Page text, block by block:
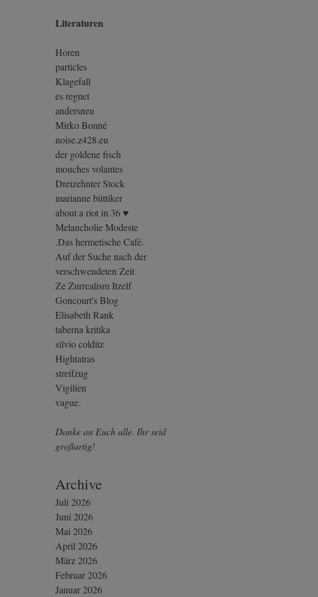
Literaturen
Horen
particles
Klagefall
es regnet
andersneu
Mirko Bonné
noise.z428.eu
der goldene fisch
mouches volantes
Dreizehnter Stock
marianne büttiker
about a riot in 36 ♥
Melancholie Modeste
.Das hermetische Café.
Auf der Suche nach der
verschwendeten Zeit
Ze Zurrealism Itzelf
Goncourt's Blog
Elisabeth Rank
taberna kritika
silvio colditz
Hightatras
streifzug
Vigilien
vague.
Danke an Euch alle. Ihr seid
großartig!
Archive
Juli 2026
Juni 2026
Mai 2026
April 2026
März 2026
Februar 2026
Januar 2026